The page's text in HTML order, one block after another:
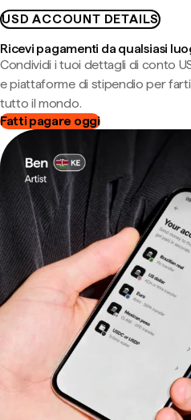
USD ACCOUNT DETAILS
Ricevi pagamenti da qualsiasi
Condividi i tuoi dettagli di conto
e piattaforme di stipendio per
tutto il mondo.
Fatti pagare oggi